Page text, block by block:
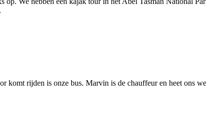
komt rijden is onze bus. Marvin is de chauffeur en heet ons